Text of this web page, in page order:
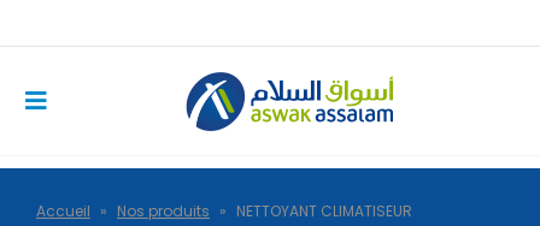
Accueil » Nos produits » NETTOYANT CLIMATISEUR